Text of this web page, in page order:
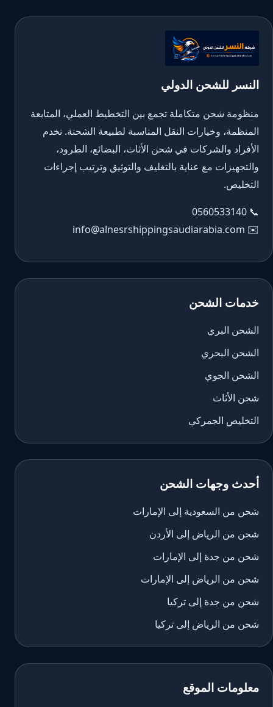
النسر للشحن الدولي
منظومة شحن متكاملة تجمع بين التخطيط العملي، المتابعة
المنظمة، وخيارات النقل المناسبة لطبيعة الشحنة. نخدم
الأفراد والشركات في شحن الأثاث، البضائع، الطرود،
والتجهيزات مع عناية بالتغليف والتوثيق وترتيب إجراءات
التخليص.
📞
0560533140
✉️
info@alnesrshippingsaudiarabia.com
خدمات الشحن
الشحن البري
الشحن البحري
الشحن الجوي
شحن الأثاث
التخليص الجمركي
أحدث وجهات الشحن
شحن من السعودية إلى الإمارات
شحن من الرياض إلى الأردن
شحن من جدة إلى الإمارات
شحن من الرياض إلى الإمارات
شحن من جدة إلى تركيا
شحن من الرياض إلى تركيا
معلومات الموقع